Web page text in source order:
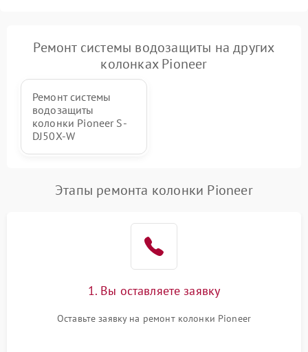
Ремонт системы водозащиты на других
колонках Pioneer
Ремонт системы
водозащиты
колонки Pioneer S-
DJ50X-W
Этапы ремонта колонки Pioneer
1. Вы оставляете заявку
Оставьте заявку на ремонт колонки Pioneer